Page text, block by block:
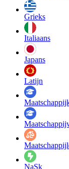
Grieks
Italiaans
Japans
Latijn
NaSk